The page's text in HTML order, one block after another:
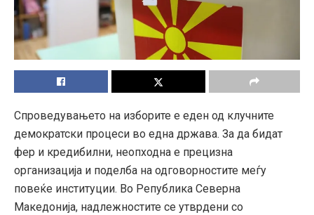
Спроведувањето на изборите е еден од клучните
демократски процеси во една држава. За да бидат
фер и кредибилни, неопходна е прецизна
организација и поделба на одговорностите меѓу
повеќе институции. Во Република Северна
Македонија, надлежностите се утврдени со